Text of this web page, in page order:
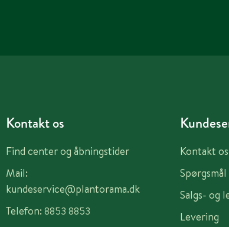
Kontakt os
Find center og åbningstider
Mail:
kundeservice@plantorama.dk
Telefon: 8853 8853
Kontakt os
Salgs- og
Levering